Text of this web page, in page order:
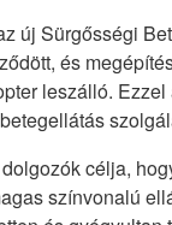
új Sürgősségi
és
leszálló. Ezzel
célja,
színvonalú